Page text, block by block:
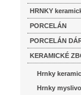
HRNKY
PORCELÁN
PORCELÁN
KERAMICKÉ
Hrnky
Hrnky